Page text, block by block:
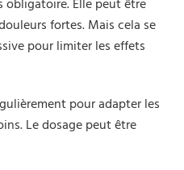
obligatoire. Elle peut être
fortes. Mais cela se
pour limiter les effets
pour adapter les
Le dosage peut être